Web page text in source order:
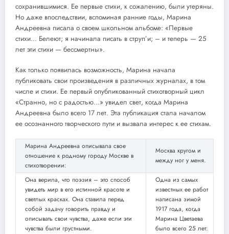
сохранившимися. Ее первые стихи, к сожалению, были утеряны.
Но даже впоследствии, вспоминая ранние годы, Марина
Андреевна писала о своем школьном альбоме: «Первые
стихи… Белеют; я начинала писать в струп’и; – и теперь — 25
лет эти стихи — бессмертны».
Как только появилась возможность, Марина начала
публиковать свои произведения в различных журналах, в том
числе и стихи. Ее первый опубликованный стихотворный цикл
«Странно, но с радостью…» увидел свет, когда Марина
Андреевна было всего 17 лет. Эта публикация стала началом
ее осознанного творческого пути и вызвала интерес к ее стихам.
Марина Андреевна описывала свое
отношение к родному городу Москве в
стихотворении:
Москва кругом и
между ног у меня.
Она верила, что поэзия – это способ
увидеть мир в его истинной красоте и
светлых красках. Она ставила перед
собой задачу говорить правду и
описывать свои чувства, даже если эти
чувства были грустными.
Одна из самых
известных ее работ
написана зимой
1917 года, когда
Марина Цветаева
было всего 25 лет: